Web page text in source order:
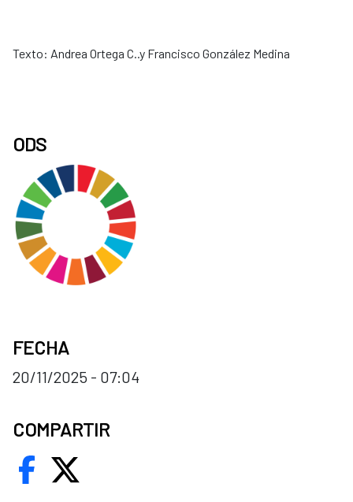
Texto: Andrea Ortega C..y Francisco González Medina
ODS
FECHA
20/11/2025 - 07:04
COMPARTIR